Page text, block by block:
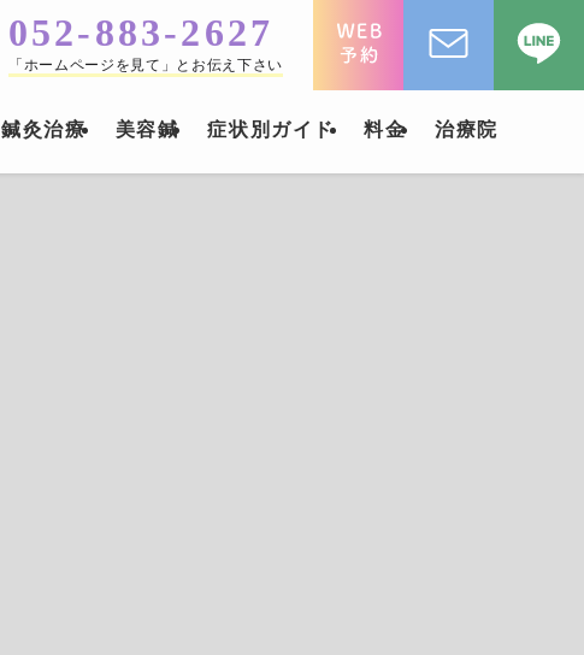
052-883-2627
「ホームページを見て」とお伝え下さい
鍼灸治療 美容鍼 症状別ガイド 料金 治療院